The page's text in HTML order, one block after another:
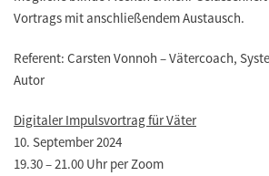
Vortrags mit anschließendem Austausch.
Referent: Carsten Vonnoh – Vätercoach,
Autor
Digitaler Impulsvortrag für Väter
10. September 2024
19.30 – 21.00 Uhr per Zoom